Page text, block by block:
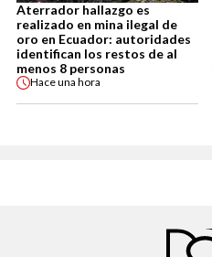
Aterrador hallazgo es
realizado en mina ilegal de
oro en Ecuador: autoridades
identifican los restos de al
menos 8 personas
Haceuna hora